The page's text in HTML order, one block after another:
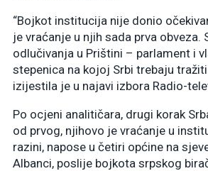
“Bojkot institucija nije donio
je vraćanje u njih sada prva obveza.
odlučivanja u Prištini – parlament i
stepenica na kojoj Srbi trebaju tražiti
izijestila je u najavi izbora Radio-
Po ocjeni analitičara, drugi korak
od prvog, njihovo je vraćanje u
razini, napose u četiri općine na
Albanci, poslije bojkota srpskog